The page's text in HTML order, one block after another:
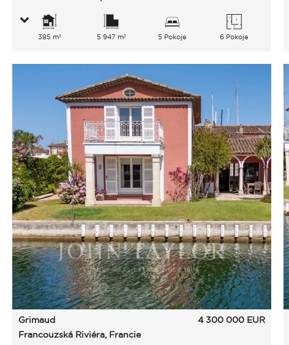
385 m² 5 947 m² 5 Pokoje 6 Pokoje
Grimaud
Francouzská Riviéra, Francie
4 300 000 EUR